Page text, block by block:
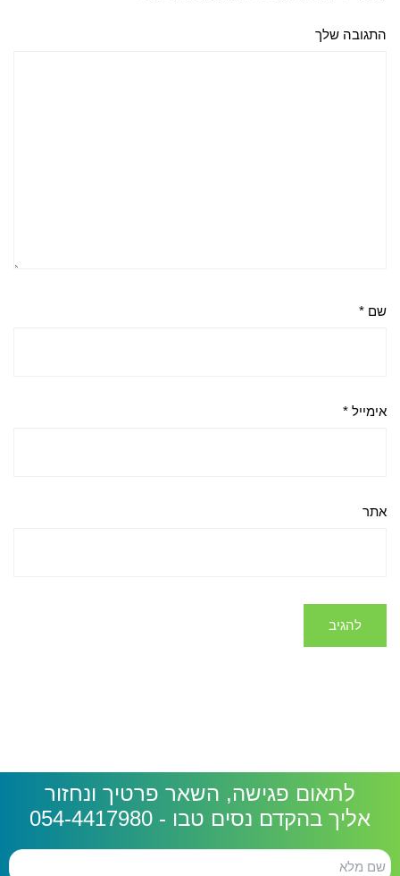
התגובה שלך
שם *
אימייל *
אתר
לתאום פגישה, השאר פרטיך ונחזור
אליך בהקדם נסים טבו - 054-4417980
שם